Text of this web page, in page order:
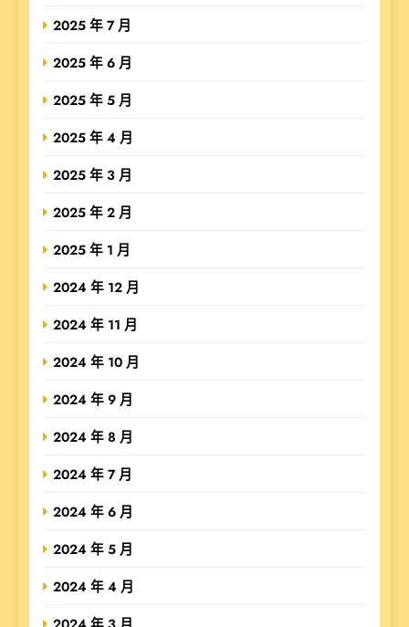
2025 年 7 月
2025 年 6 月
2025 年 5 月
2025 年 4 月
2025 年 3 月
2025 年 2 月
2025 年 1 月
2024 年 12 月
2024 年 11 月
2024 年 10 月
2024 年 9 月
2024 年 8 月
2024 年 7 月
2024 年 6 月
2024 年 5 月
2024 年 4 月